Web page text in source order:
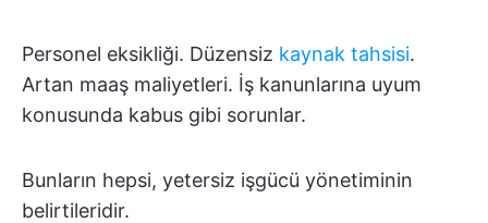
Personel eksikliği. Düzensiz kaynak tahsisi.
Artan maaş maliyetleri. İş kanunlarına uyum
konusunda kabus gibi sorunlar.
Bunların hepsi, yetersiz işgücü yönetiminin
belirtileridir.